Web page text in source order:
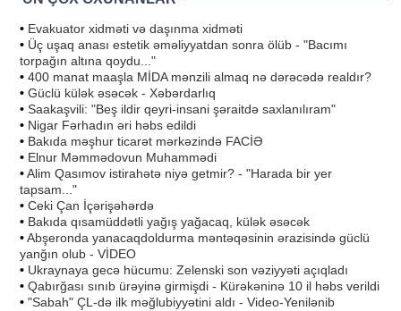
• Evakuator xidməti və daşınma xidməti
• Üç uşaq anası estetik əməliyyatdan sonra ölüb - "Bacımı
torpağın altına qoydu..."
• 400 manat maaşla MİDA mənzili almaq nə dərəcədə realdır?
• Güclü külək əsəcək - Xəbərdarlıq
• Saakaşvili: "Beş ildir qeyri-insani şəraitdə saxlanılıram"
• Nigar Fərhadın əri həbs edildi
• Bakıda məşhur ticarət mərkəzində FACİƏ
• Elnur Məmmədovun Muhammədi
•Alim Qasımov istirahətə niyə getmir? - "Harada bir yer
tapsam..."
• Ceki Çan İçərişəhərdə
• Bakıda qısamüddətli yağış yağacaq, külək əsəcək
•Abşeronda yanacaqdoldurma məntəqəsinin ərazisində güclü
yanğın olub - VİDEO
• Ukraynaya gecə hücumu: Zelenski son vəziyyəti açıqladı
• Qabırğası sınıb ürəyinə girmişdi - Kürəkəninə 10 il həbs verildi
• "Sabah" ÇL-də ilk məğlubiyyətini aldı - Video-Yenilənib